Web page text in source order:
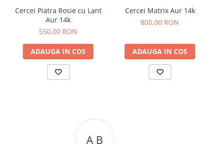
Cercei Piatra Rosie cu Lant
Aur 14k
550,00 RON
ADAUGA IN COS
Cercei Matrix Aur 14k
800,00 RON
ADAUGA IN COS